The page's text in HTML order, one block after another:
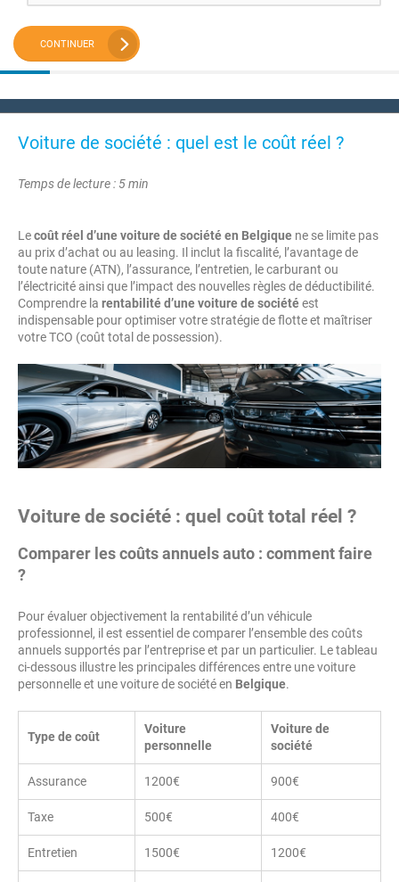
CONTINUER
Voiture de société : quel est le coût réel ?
Temps de lecture : 5 min
Lecoût réel d’une voiture de société en Belgique ne se limite pas
au prix d’achat ou au leasing. Il inclut la fiscalité, l’avantage de
toute nature (ATN), l’assurance, l’entretien, le carburant ou
l’électricité ainsi que l’impact des nouvelles règles de déductibilité.
Comprendre la rentabilité d’une voiture de sociétéest
indispensable pour optimiser votre stratégie de flotte et maîtriser
votre TCO (coût total de possession).
Voiture de société : quel coût total réel ?
Comparer les coûts annuels auto : comment faire
?
Pour évaluer objectivement la rentabilité d’un véhicule
professionnel, il est essentiel de comparer l’ensemble des coûts
annuels supportés par l’entreprise et par un particulier. Le tableau
ci-dessous illustre les principales différences entre une voiture
personnelle et une voiture de société en Belgique.
Type de coût
Voiture
personnelle
Voiture de
société
Assurance 1200€ 900€
Taxe 500€ 400€
Entretien 1500€ 1200€